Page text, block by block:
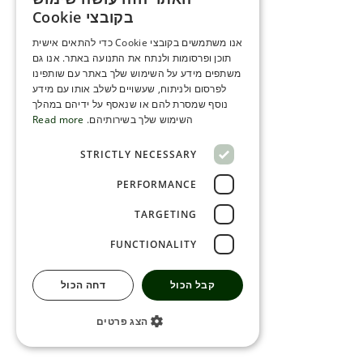
ENGLISH
SERBIA
HEBREW
RUSSIAN
SERBIAN-2
בקובצי Cookie
אנו משתמשים בקובצי Cookie כדי להתאים אישית
תוכן ופרסומות ולנתח את התנועה באתר. אנו גם
משתפים מידע על השימוש שלך באתר עם שותפינו
לפרסום ולניתוח, שעשויים לשלב אותו עם מידע
נוסף שמסרת להם או שנאסף על ידיהם במהלך
השימוש שלך בשירותיהם. Read more
STRICTLY NECESSARY
PERFORMANCE
TARGETING
FUNCTIONALITY
קבל הכול דחה הכול
הצג פרטים